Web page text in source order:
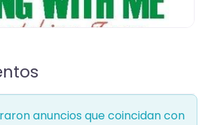
anuncios que coincidan con